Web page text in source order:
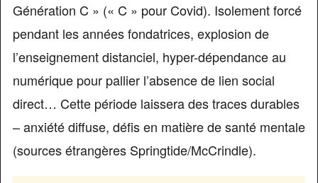
Génération C » (« C » pour Covid). Isolement forcé
pendant les années fondatrices, explosion de
l’enseignement distanciel, hyper-dépendance au
numérique pour pallier l’absence de lien social
direct… Cette période laissera des traces durables
– anxiété diffuse, défis en matière de santé mentale
(sources étrangères Springtide/McCrindle).